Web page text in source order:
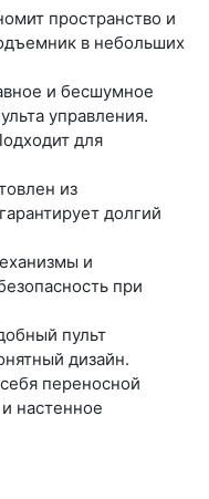
пространство и
в небольших
и бесшумное
управления.
для
из
долгий
и
при
пульт
дизайн.
переносной
настенное